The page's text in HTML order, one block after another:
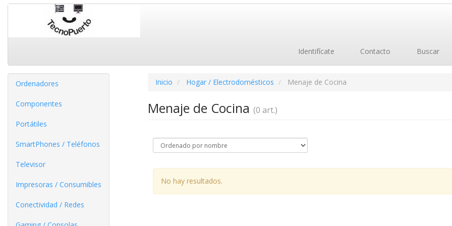
Identifícate Contacto Buscar
Ordenadores
Componentes
Portátiles
SmartPhones / Teléfonos
Televisor
Impresoras / Consumibles
Conectividad / Redes
Inicio Hogar / Electrodomésticos Menaje de Cocina
Menaje de Cocina (0 art.)
No hay resultados.